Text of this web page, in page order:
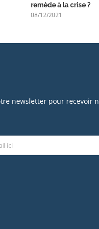
remède à la crise ?
08/12/2021
newsletter pour recevoir